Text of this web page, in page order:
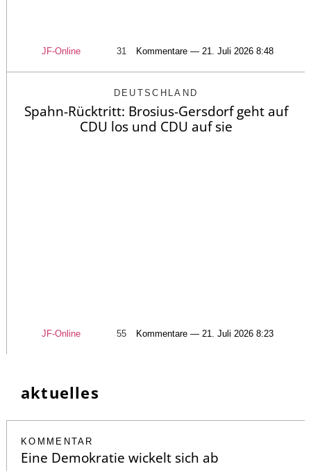
JF-Online 31 Kommentare — 21. Juli 2026 8:48
DEUTSCHLAND
Spahn-Rücktritt: Brosius-Gersdorf geht auf
CDU los und CDU auf sie
JF-Online 55 Kommentare — 21. Juli 2026 8:23
aktuelles
KOMMENTAR
Eine Demokratie wickelt sich ab